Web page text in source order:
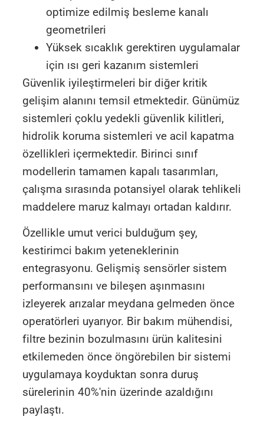
optimize edilmiş besleme kanalı
geometrileri
Yüksek sıcaklık gerektiren uygulamalar
için ısı geri kazanım sistemleri
Güvenlik iyileştirmeleri bir diğer kritik
gelişim alanını temsil etmektedir. Günümüz
sistemleri çoklu yedekli güvenlik kilitleri,
hidrolik koruma sistemleri ve acil kapatma
özellikleri içermektedir. Birinci sınıf
modellerin tamamen kapalı tasarımları,
çalışma sırasında potansiyel olarak tehlikeli
maddelere maruz kalmayı ortadan kaldırır.
Özellikle umut verici bulduğum şey,
kestirimci bakım yeteneklerinin
entegrasyonu. Gelişmiş sensörler sistem
performansını ve bileşen aşınmasını
izleyerek arızalar meydana gelmeden önce
operatörleri uyarıyor. Bir bakım mühendisi,
filtre bezinin bozulmasını ürün kalitesini
etkilemeden önce öngörebilen bir sistemi
uygulamaya koyduktan sonra duruş
sürelerinin 40%'nin üzerinde azaldığını
paylaştı.